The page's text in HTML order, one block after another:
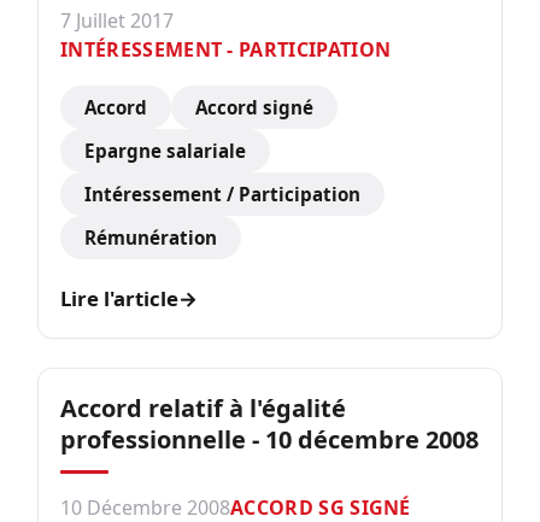
7 Juillet 2017
INTÉRESSEMENT - PARTICIPATION
Accord
Accord signé
Epargne salariale
Intéressement / Participation
Rémunération
Lire l'article→
Accord relatif à l'égalité
professionnelle - 10 décembre 2008
10 Décembre 2008ACCORD SG SIGNÉ